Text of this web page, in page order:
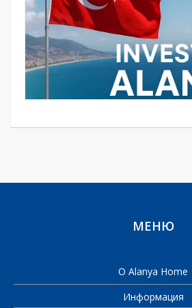
МЕНЮ
О Alanya Home
Информация